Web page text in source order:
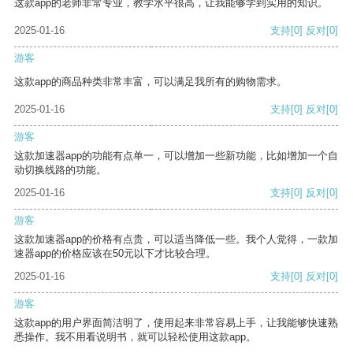
这款app的老师非常专业，教学水平很高，让我能够学到实用的知识。
2025-01-16 支持[0] 反对[0]
游客
这款app的商品种类非常丰富，可以满足我所有的购物需求。
2025-01-16 支持[0] 反对[0]
游客
这款加速器app的功能有点单一，可以增加一些新功能，比如增加一个自
动切换线路的功能。
2025-01-16
支持[0] 反对[0]
游客
这款加速器app的价格有点贵，可以适当降低一些。我个人觉得，一款加
速器app的价格应该在50元以下才比较合理。
2025-01-16
支持[0] 反对[0]
游客
这款app的用户界面简洁明了，使用起来非常容易上手，让我能够快速熟
悉操作。我不用看说明书，就可以轻松使用这款app。